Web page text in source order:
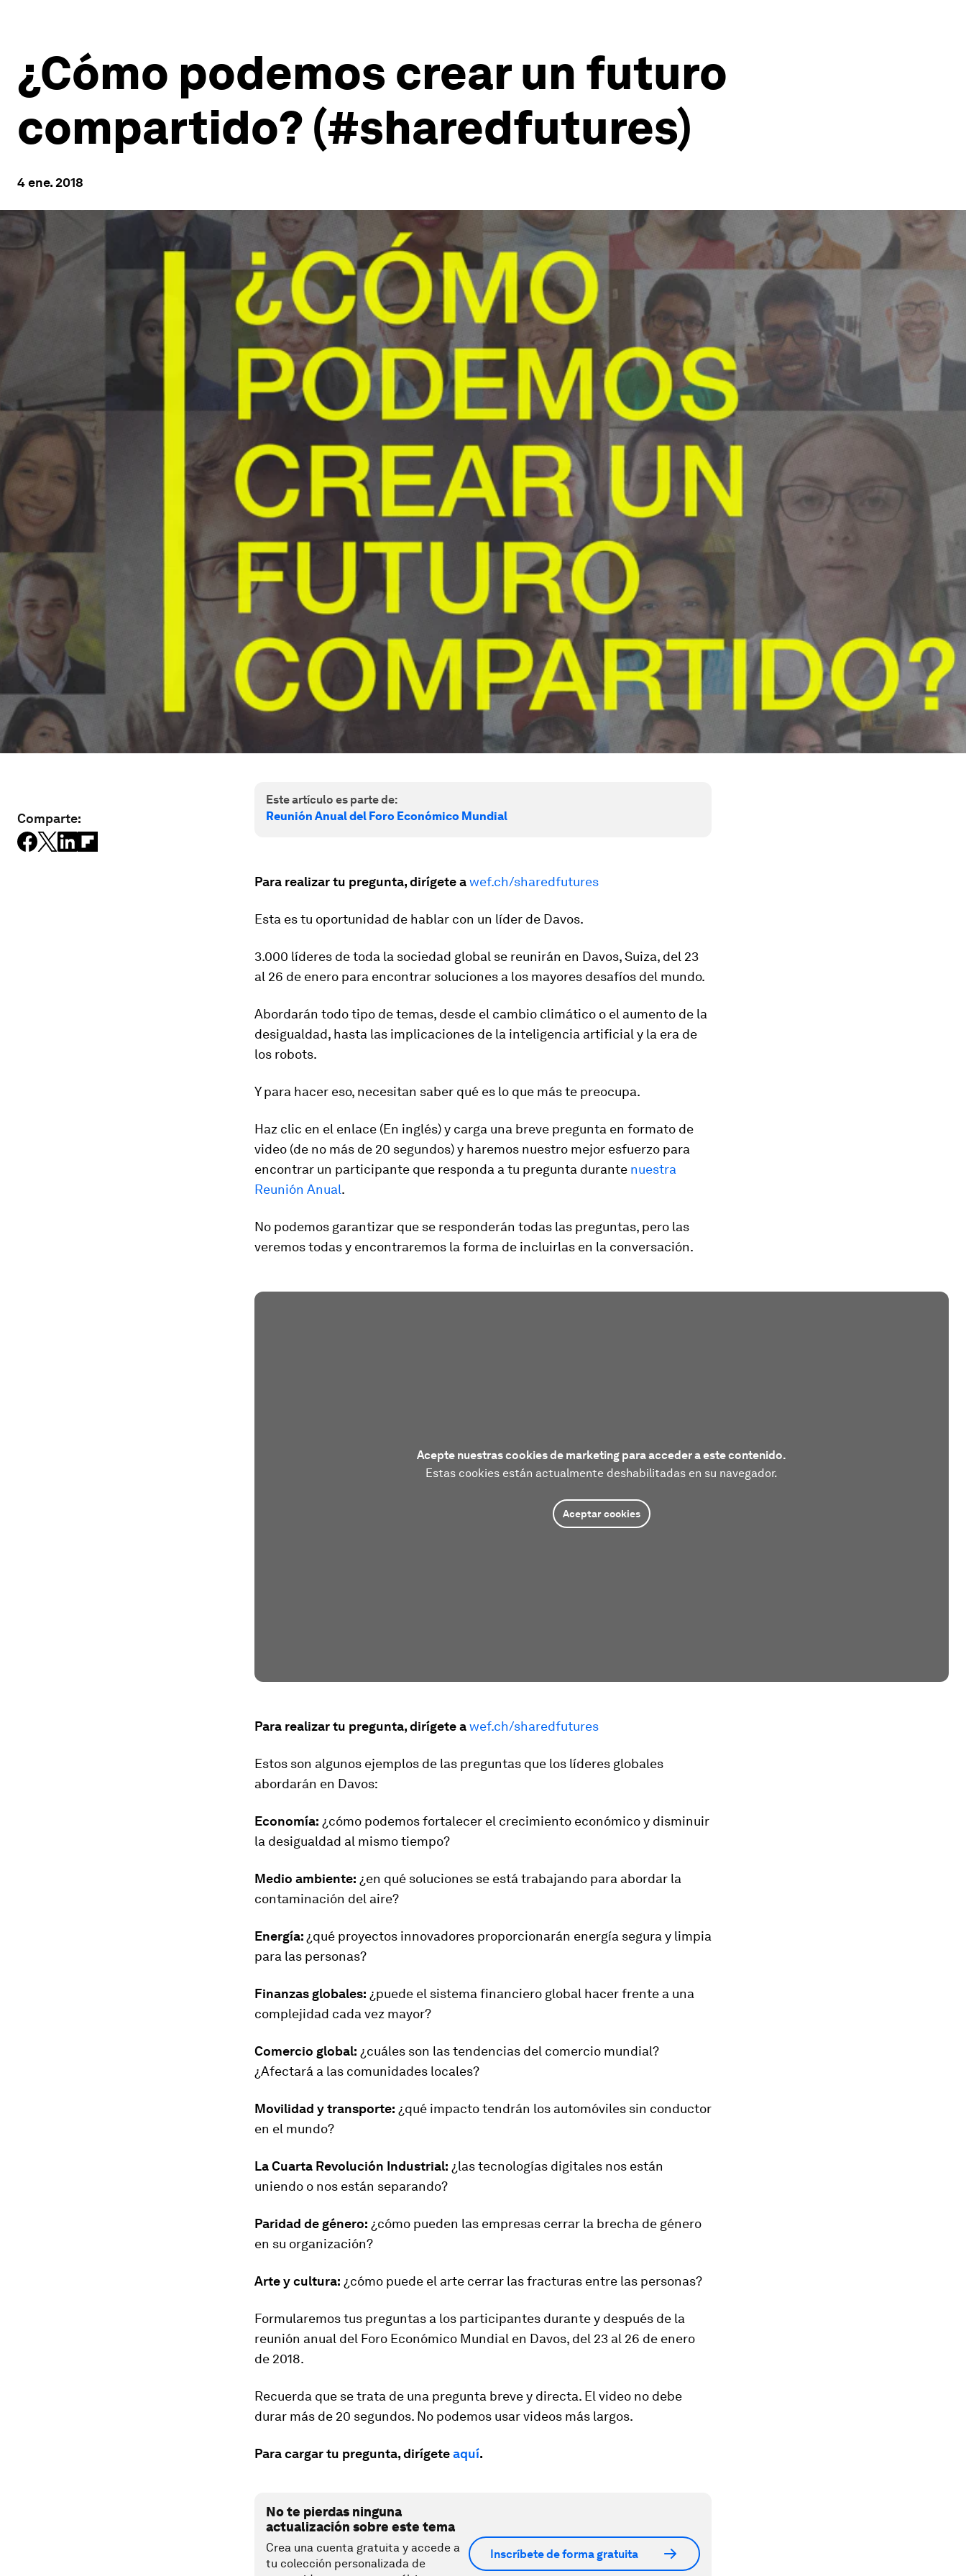
¿Cómo podemos crear un futuro
compartido? (#sharedfutures)
4 ene. 2018
Comparte:
Este artículo es parte de:
Reunión Anual del Foro Económico Mundial
Para realizar tu pregunta, dirígete awef.ch/sharedfutures
Esta es tu oportunidad de hablar con un líder de Davos.
3.000 líderes de toda la sociedad global se reunirán en Davos, Suiza, del 23
al 26 de enero para encontrar soluciones a los mayores desafíos del mundo.
Abordarán todo tipo de temas, desde el cambio climático o el aumento de la
desigualdad, hasta las implicaciones de la inteligencia artificial y la era de
los robots.
Y para hacer eso, necesitan saber qué es lo que más te preocupa.
Haz clic en el enlace (En inglés) y carga una breve pregunta en formato de
video (de no más de 20 segundos) y haremos nuestro mejor esfuerzo para
encontrar un participante que responda a tu pregunta durante nuestra
Reunión Anual.
No podemos garantizar que se responderán todas las preguntas, pero las
veremos todas y encontraremos la forma de incluirlas en la conversación.
Acepte nuestras cookies de marketing para acceder a este contenido.
Estas cookies están actualmente deshabilitadas en su navegador.
Aceptar cookies
Para realizar tu pregunta, dirígete awef.ch/sharedfutures
Estos son algunos ejemplos de las preguntas que los líderes globales
abordarán en Davos:
Economía: ¿cómo podemos fortalecer el crecimiento económico y disminuir
la desigualdad al mismo tiempo?
Medio ambiente: ¿en qué soluciones se está trabajando para abordar la
contaminación del aire?
Energía:¿qué proyectos innovadores proporcionarán energía segura y limpia
para las personas?
Finanzas globales: ¿puede el sistema financiero global hacer frente a una
complejidad cada vez mayor?
Comercio global: ¿cuáles son las tendencias del comercio mundial?
¿Afectará a las comunidades locales?
Movilidad y transporte: ¿qué impacto tendrán los automóviles sin conductor
en el mundo?
La Cuarta Revolución Industrial: ¿las tecnologías digitales nos están
uniendo o nos están separando?
Paridad de género: ¿cómo pueden las empresas cerrar la brecha de género
en su organización?
Arte y cultura: ¿cómo puede el arte cerrar las fracturas entre las personas?
Formularemos tus preguntas a los participantes durante y después de la
reunión anual del Foro Económico Mundial en Davos, del 23 al 26 de enero
de 2018.
Recuerda que se trata de una pregunta breve y directa. El video no debe
durar más de 20 segundos. No podemos usar videos más largos.
Para cargar tu pregunta, dirígeteaquí.
No te pierdas ninguna
actualización sobre este tema
Crea una cuenta gratuita y accede a
tu colección personalizada de
Inscríbete de forma gratuita